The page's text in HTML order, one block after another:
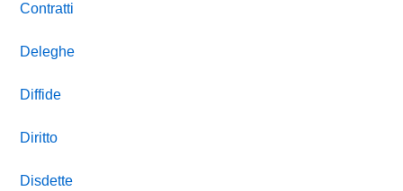
Contratti
Deleghe
Diffide
Diritto
Disdette